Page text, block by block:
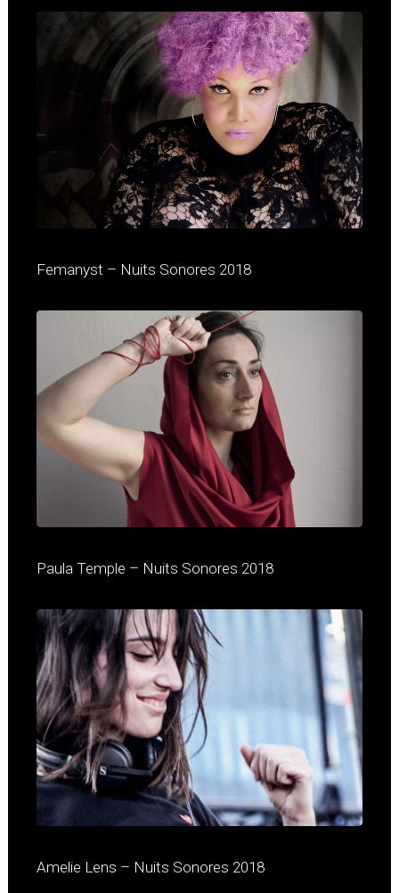
Femanyst – Nuits Sonores 2018
Paula Temple – Nuits Sonores 2018
Amelie Lens – Nuits Sonores 2018